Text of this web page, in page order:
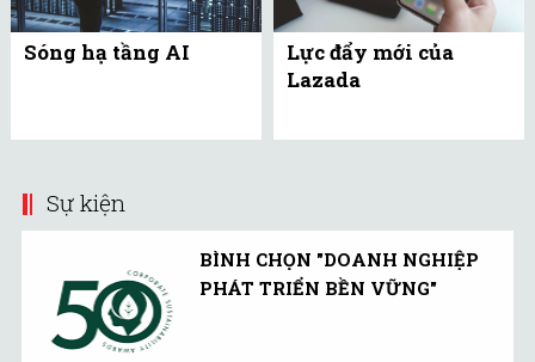
Sóng hạ tầng AI
Lực đẩy mới của
Lazada
Sự kiện
BÌNH CHỌN "DOANH NGHIỆP
PHÁT TRIỂN BỀN VỮNG"